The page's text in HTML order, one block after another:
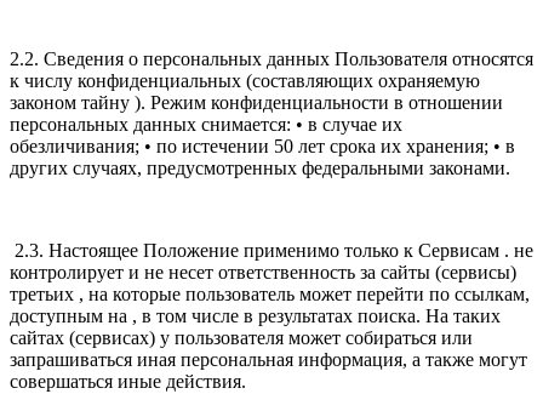
2.2. Сведения о персональных данных Пользователя относятся
к числу конфиденциальных (составляющих охраняемую
законом тайну ). Режим конфиденциальности в отношении
персональных данных снимается: • в случае их
обезличивания; • по истечении 50 лет срока их хранения; • в
других случаях, предусмотренных федеральными законами.
2.3. Настоящее Положение применимо только к Сервисам . не
контролирует и не несет ответственность за сайты (сервисы)
третьих , на которые пользователь может перейти по ссылкам,
доступным на , в том числе в результатах поиска. На таких
сайтах (сервисах) у пользователя может собираться или
запрашиваться иная персональная информация, а также могут
совершаться иные действия.